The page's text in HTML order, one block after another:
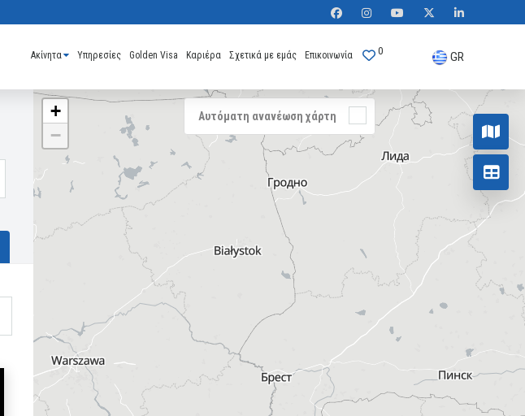
Ακίνητα Υπηρεσίες Golden Visa Καριέρα Σχετικά με εμάς Επικοινωνία 0 GR
Αυτόματη ανανέωση χάρτη
+
−